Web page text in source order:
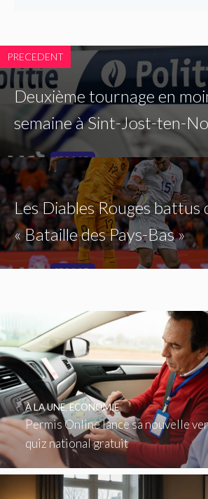
PRECEDENT
Deuxième tournage en
semaine à Sint-Jost-ten-
Les Diables Rouges battus
« Bataille des Pays-Bas »
Permis Online lance sa nouvelle
quiz national gratuit
À LA UNE,ECONOMIE